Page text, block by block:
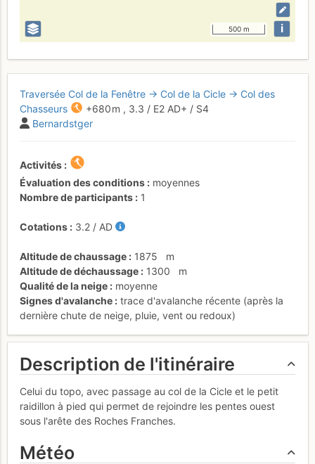
500 m i
Traversée Col de la Fenêtre → Col de la Cicle → Col des
Chasseurs
+680 m , 3.3 / E2 AD+ / S4
Bernardstger
Activités
Évaluation des conditions
moyennes
Nombre de participants
1
Cotations 3.2 / AD
Altitude de chaussage 1875
m
Altitude de déchaussage
1300
m
Qualité de la neige
moyenne
Signes d'avalanche
trace d'avalanche récente (après la
dernière chute de neige, pluie, vent ou redoux)
Description de l'itinéraire
Celui du topo, avec passage au col de la Cicle et le petit
raidillon à pied qui permet de rejoindre les pentes ouest
sous l'arête des Roches Franches.
Météo